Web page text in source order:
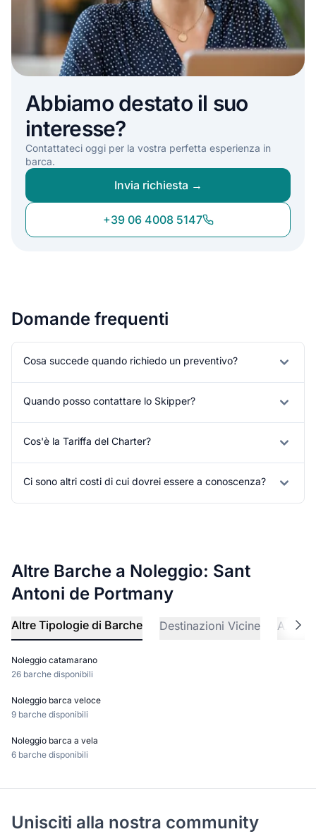
Abbiamo destato il suo
interesse?
Contattateci oggi per la vostra perfetta esperienza in
barca.
Invia richiesta →
+39 06 4008 5147
Domande frequenti
Cosa succede quando richiedo un preventivo?
Quando posso contattare lo Skipper?
Cos'è la Tariffa del Charter?
Ci sono altri costi di cui dovrei essere a conoscenza?
Altre Barche a Noleggio: Sant
Antoni de Portmany
Altre Tipologie di Barche Destinazioni Vicine Altre
Noleggio catamarano
26 barche disponibili
Noleggio barca veloce
9 barche disponibili
Noleggio barca a vela
6 barche disponibili
Unisciti alla nostra community